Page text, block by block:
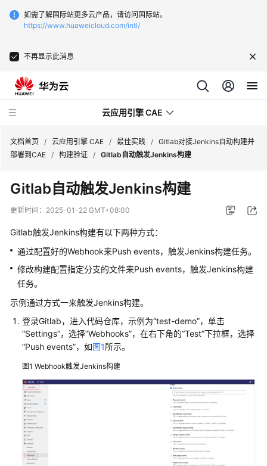
如需了解国际站更多云产品，请访问国际站。
https://www.huaweicloud.com/intl/
不再显示此消息
云应用引擎 CAE
新
动
产
品
介
绍
费
说
明
快
速
入
门
用
户
文档首页 / 云应用引擎 CAE / 最佳实践 / Gitlab对接Jenkins自动构建并
部署到CAE / 构建验证 / Gitlab自动触发Jenkins构建
Gitlab自动触发Jenkins构建
更新时间： 2025-01-22 GMT+08:00
Gitlab触发Jenkins构建有以下两种方式：
通过配置好的Webhook来Push events，触发Jenkins构建任务。
修改构建配置指定分支的文件来Push events，触发Jenkins构建
任务。
示例通过方式一来触发Jenkins构建。
登录Gitlab，进入代码仓库，示例为“test-demo”，单击
“Settings”，选择“Webhooks”，在右下角的“Test”下拉框，选择
“Push events”，如图1所示。
图1 Webhook触发Jenkins构建